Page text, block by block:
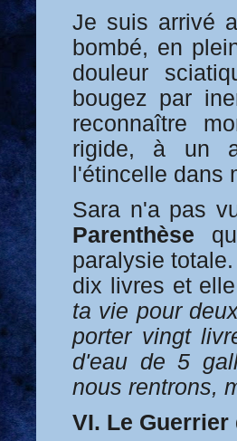
Je suis arrivé
bombé, en
douleur
bougez par
reconnaître
rigide, à un
l'étincelle dans
Sara n'a pas
Parenthèse
paralysie
dix livres et
ta vie pour
porter vingt
d'eau de 5
nous rentrons,
VI. Le Guerrier